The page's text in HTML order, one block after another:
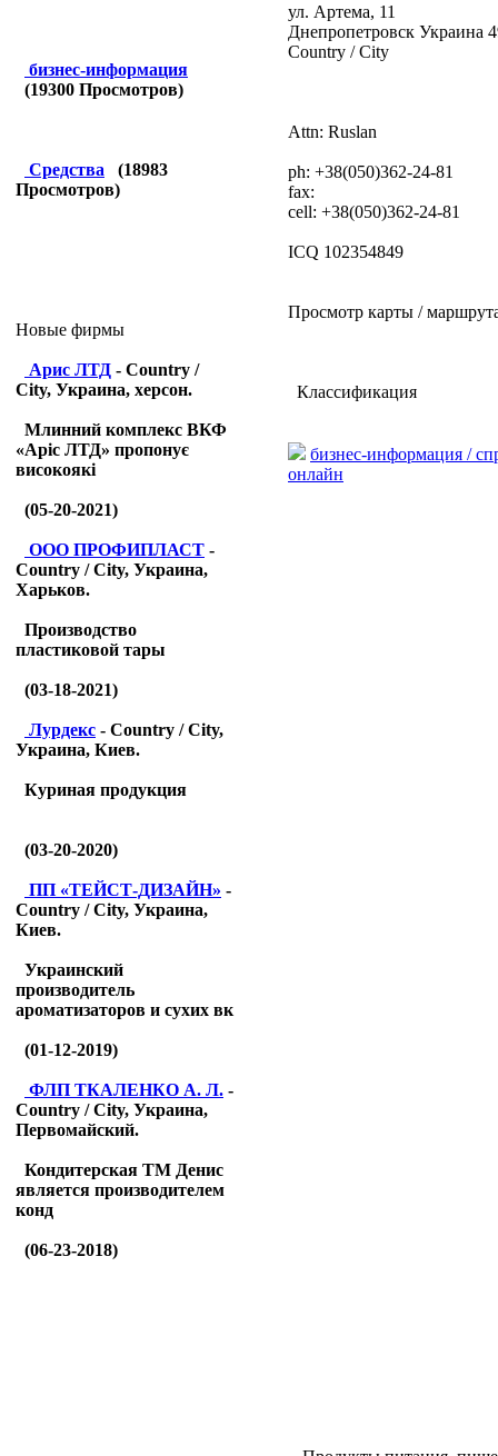
бизнес-информация
(19300 Просмотров)
Средства (18983
Просмотров)
Новые фирмы
Арис ЛТД - Country /
City, Украина, херсон.
Млинний комплекс ВКФ
«Аріс ЛТД» пропонує
високоякі
(05-20-2021)
ООО ПРОФИПЛАСТ -
Country / City, Украина,
Харьков.
Производство
пластиковой тары
(03-18-2021)
Лурдекс - Country / City,
Украина, Киев.
Куриная продукция
(03-20-2020)
ПП «ТЕЙСТ-ДИЗАЙН» -
Country / City, Украина,
Киев.
Украинский
производитель
ароматизаторов и сухих вк
(01-12-2019)
ФЛП ТКАЛЕНКО А. Л. -
Country / City, Украина,
Первомайский.
Кондитерская ТМ Денис
является производителем
конд
(06-23-2018)
ул. Артема, 11
Днепропетровск Украина
Country / City
Attn: Ruslan
ph: +38(050)362-24-81
fax:
cell: +38(050)362-24-81
ICQ 102354849
Просмотр карты /
Классификация
бизнес-информация /
онлайн